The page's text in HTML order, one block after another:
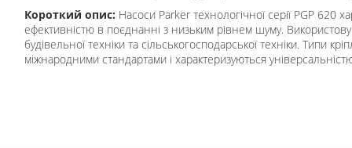
Короткий опис: Насоси Parker технологічної серії PGP 620
ефективністю в поєднанні з низьким рівнем шуму.
будівельної техніки та сільськогосподарської техніки. Типи
міжнародними стандартами і характеризуються